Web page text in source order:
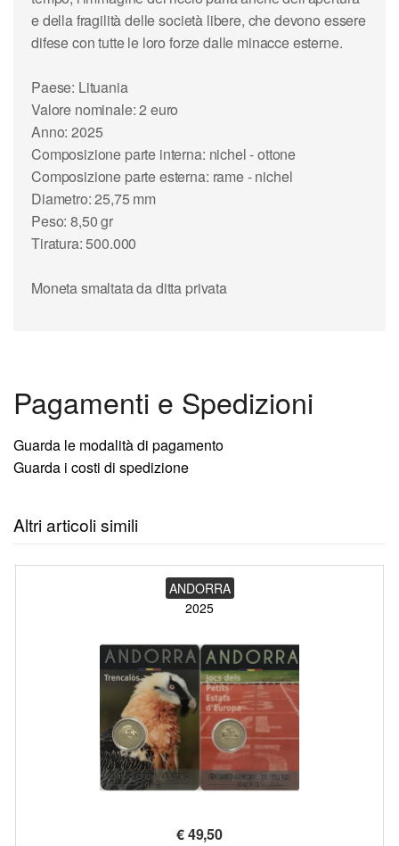
e della fragilità delle società libere, che devono essere
difese con tutte le loro forze dalle minacce esterne.
Paese: Lituania
Valore nominale: 2 euro
Anno: 2025
Composizione parte interna: nichel - ottone
Composizione parte esterna: rame - nichel
Diametro: 25,75 mm
Peso: 8,50 gr
Tiratura: 500.000
Moneta smaltata da ditta privata
Pagamenti e Spedizioni
Guarda le modalità di pagamento
Guarda i costi di spedizione
Altri articoli simili
ANDORRA
2025
€49,50